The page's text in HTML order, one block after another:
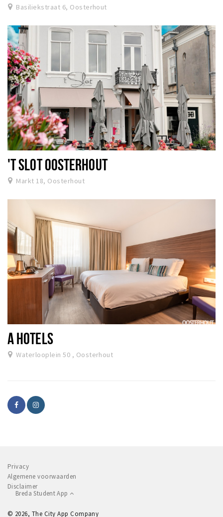
Basiliekstraat 6, Oosterhout
'T SLOT OOSTERHOUT
Markt 18, Oosterhout
A HOTELS
Waterlooplein 50 , Oosterhout
Privacy
Algemene voorwaarden
Disclaimer
Breda Student App
© 2026, The City App Company